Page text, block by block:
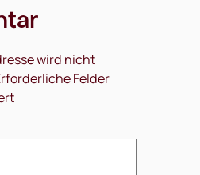
wird nicht
Felder